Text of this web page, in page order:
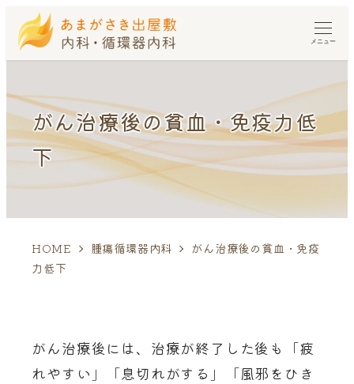
メニュー
がん治療後の貧血・免疫力低
下
HOME 腫瘍循環器内科
がん治療後の貧血・免疫
力低下
がん治療後には、治療が終了した後も「疲
れやすい」「息切れがする」「風邪をひき